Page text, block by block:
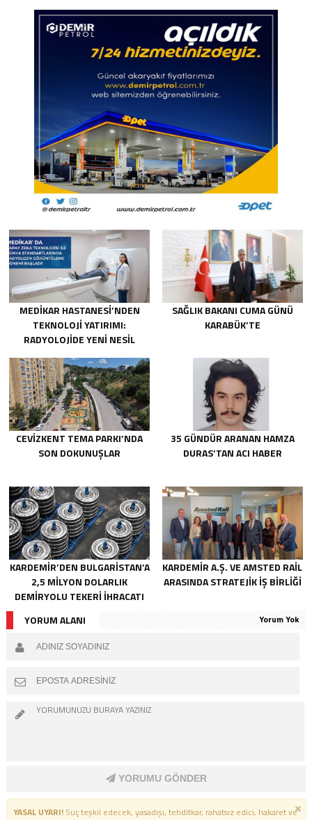
MEDİKAR HASTANESİ’NDEN
TEKNOLOJİ YATIRIMI:
RADYOLOJİDE YENİ NESİL
SAĞLIK BAKANI CUMA GÜNÜ
KARABÜK’TE
CEVİZKENT TEMA PARKI’NDA
SON DOKUNUŞLAR
35 GÜNDÜR ARANAN HAMZA
DURAS’TAN ACI HABER
KARDEMİR’DEN BULGARİSTAN’A
2,5 MİLYON DOLARLIK
DEMİRYOLU TEKERİ İHRACATI
KARDEMİR A.Ş. VE AMSTED RAİL
ARASINDA STRATEJİK İŞ BİRLİĞİ
YORUM ALANI Yorum Yok
YORUMU GÖNDER
YASAL UYARI!Suç teşkil edecek, yasadışı, tehditkar, rahatsız edici, hakaret ve